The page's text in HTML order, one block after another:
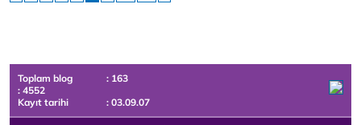
Toplam blog
: 163
: 4552
Kayıt tarihi
: 03.09.07